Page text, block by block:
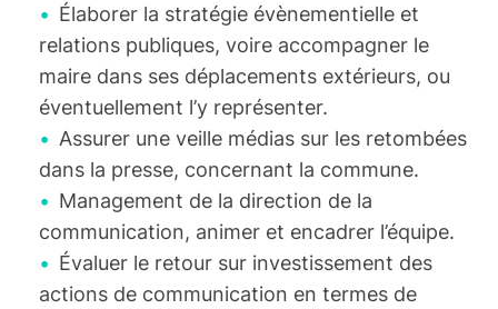
Élaborer la stratégie évènementielle et
relations publiques, voire accompagner le
maire dans ses déplacements extérieurs, ou
éventuellement l’y représenter.
Assurer une veille médias sur les retombées
dans la presse, concernant la commune.
Management de la direction de la
communication, animer et encadrer l’équipe.
Évaluer le retour sur investissement des
actions de communication en termes de